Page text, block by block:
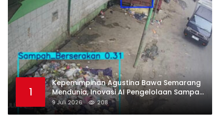
1
Kepemimpinan Agustina Bawa Semarang
Mendunia, Inovasi AI Pengelolaan Sampah
Raih Pengakuan di Guangzhou Award
2026
9 Juli 2026 208